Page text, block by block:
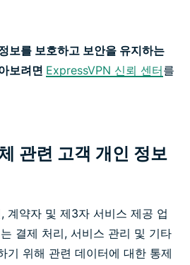
보를 보호하고 보안을 유지하는
보려면 ExpressVPN 신뢰 센터를
관련 고객 개인 정보
계약자 및 제3자 서비스 제공 업
결제 처리, 서비스 관리 및 기타
기 위해 관련 데이터에 대한 통제